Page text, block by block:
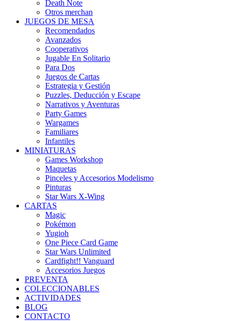
Death Note
Otros merchan
JUEGOS DE MESA
Recomendados
Avanzados
Cooperativos
Jugable En Solitario
Para Dos
Juegos de Cartas
Estrategia y Gestión
Puzzles, Deducción y Escape
Narrativos y Aventuras
Party Games
Wargames
Familiares
Infantiles
MINIATURAS
Games Workshop
Maquetas
Pinceles y Accesorios Modelismo
Pinturas
Star Wars X-Wing
CARTAS
Magic
Pokémon
Yugioh
One Piece Card Game
Star Wars Unlimited
Cardfight!! Vanguard
Accesorios Juegos
PREVENTA
COLECCIONABLES
ACTIVIDADES
BLOG
CONTACTO